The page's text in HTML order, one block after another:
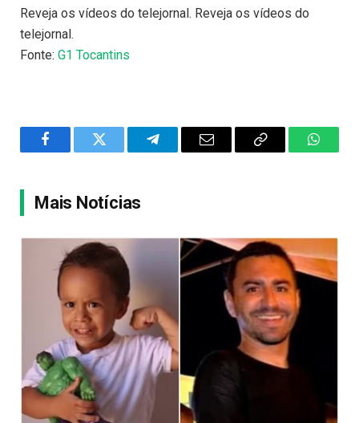
Reveja os vídeos do telejornal. Reveja os vídeos do
telejornal.
Fonte: G1 Tocantins
FacebookTwitter TelegramEmail
Copy
Mais Notícias